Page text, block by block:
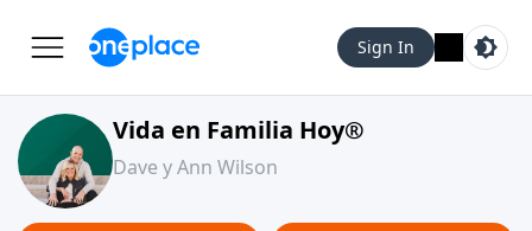
Sign In
Vida en Familia Hoy®
Dave y Ann Wilson